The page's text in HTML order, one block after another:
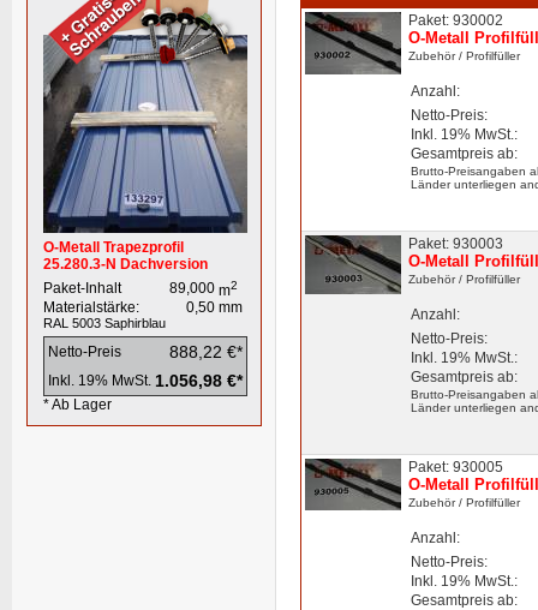
O-Metall Trapezprofil
25.280.3-N Dachversion
Paket-Inhalt
89,000 m2
Materialstärke: 0,50 mm
RAL 5003 Saphirblau
Netto-Preis 888,22 €*
Inkl. 19% MwSt. 1.056,98 €*
* Ab Lager
Paket: 930002
O-Metall
Zubehör / Profilfüller
Anzahl:
Netto-Preis:
Inkl. 19% MwSt.:
Gesamtpreis ab:
Brutto-Preisangaben
Länder unterliegen
Paket: 930003
O-Metall
Zubehör / Profilfüller
Anzahl:
Netto-Preis:
Inkl. 19% MwSt.:
Gesamtpreis ab:
Brutto-Preisangaben
Länder unterliegen
Paket: 930005
O-Metall
Zubehör / Profilfüller
Anzahl:
Netto-Preis:
Inkl. 19% MwSt.:
Gesamtpreis ab: